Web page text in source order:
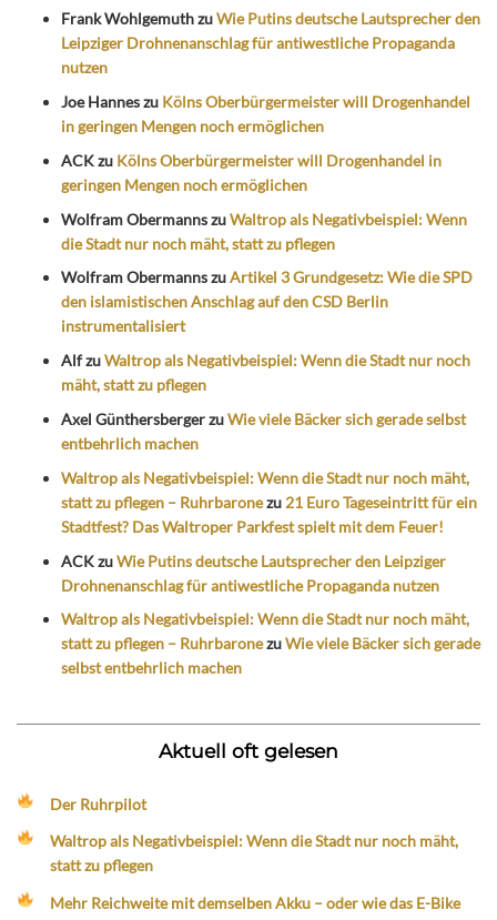
Frank WohlgemuthzuWie Putins deutsche Lautsprecher den
Leipziger Drohnenanschlag für antiwestliche Propaganda
nutzen
Joe Hanneszu Kölns Oberbürgermeister will Drogenhandel
in geringen Mengen noch ermöglichen
ACKzu Kölns Oberbürgermeister will Drogenhandel in
geringen Mengen noch ermöglichen
Wolfram ObermannszuWaltrop als Negativbeispiel: Wenn
die Stadt nur noch mäht, statt zu pflegen
Wolfram ObermannszuArtikel 3 Grundgesetz: Wie die SPD
den islamistischen Anschlag auf den CSD Berlin
instrumentalisiert
AlfzuWaltrop als Negativbeispiel: Wenn die Stadt nur noch
mäht, statt zu pflegen
Axel GünthersbergerzuWie viele Bäcker sich gerade selbst
entbehrlich machen
Waltrop als Negativbeispiel: Wenn die Stadt nur noch mäht,
statt zu pflegen – Ruhrbaronezu 21 Euro Tageseintritt für ein
Stadtfest? Das Waltroper Parkfest spielt mit dem Feuer!
ACKzuWie Putins deutsche Lautsprecher den Leipziger
Drohnenanschlag für antiwestliche Propaganda nutzen
Waltrop als Negativbeispiel: Wenn die Stadt nur noch mäht,
statt zu pflegen – RuhrbaronezuWie viele Bäcker sich gerade
selbst entbehrlich machen
Aktuell oft gelesen
Der Ruhrpilot
Waltrop als Negativbeispiel: Wenn die Stadt nur noch mäht,
statt zu pflegen
Mehr Reichweite mit demselben Akku – oder wie das E-Bike